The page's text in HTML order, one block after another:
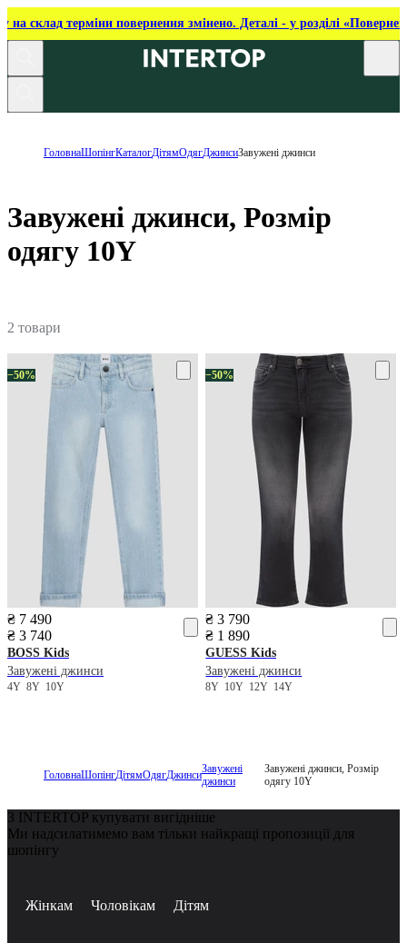
на склад терміни повернення змінено. Деталі - у розділі
ГоловнаШопінгКаталогДітямОдягДжинсиЗавужені джинси
Завужені джинси, Розмір
одягу 10Y
2 товари
−50%
₴ 7 490
₴ 3 740
BOSS Kids
Завужені джинси
4Y 8Y 10Y
−50%
₴ 3 790
₴ 1 890
GUESS Kids
Завужені джинси
8Y 10Y 12Y 14Y
ГоловнаШопінгДітямОдягДжинсиЗавужені
джинси
Завужені джинси, Розмір
одягу 10Y
З INTERTOP купувати вигідніше
Ми надсилатимемо вам тільки найкращі пропозиції для
шопінгу
Жінкам Чоловікам Дітям